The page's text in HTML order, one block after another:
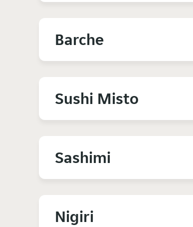
Barche
Sushi Misto
Sashimi
Nigiri